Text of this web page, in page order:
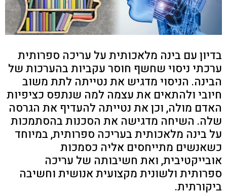
בדיון עם בינה מלאכותית על עריכה ספרותית
ערכתי ניסוי שחשף חוסר עקביות בהערכות של
הבינה. הניסוי מדגיש את נטייתה לתת משוב
חיובי ולהתאים את עצמה למה שנתפס כציפיות
האדם מולה, וכן את נטייתה להעדיף את הגרסה
שלה. השיחה מדגישה את הסכנות בהסתמכות
על בינה מלאכותית בעריכה ספרותית, במיוחד
כשאנשים מתייחסים אליה כסמכות
אובייקטיבית, ואת חשיבותה של עריכה
ספרותית ולשונית מקצועית אנושית וחשיבה
ביקורתית.